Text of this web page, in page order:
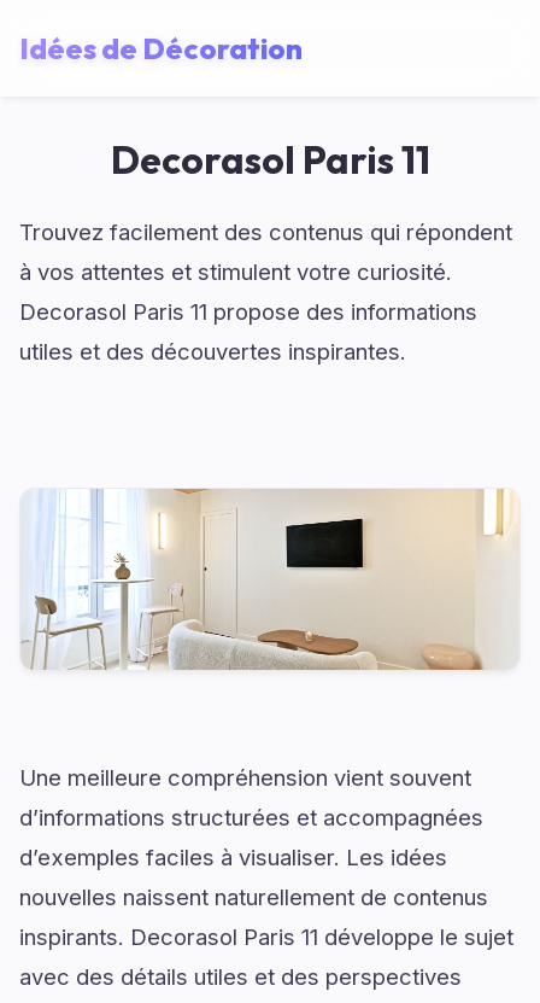
Idées de Décoration
Decorasol Paris 11
Trouvez facilement des contenus qui répondent
à vos attentes et stimulent votre curiosité.
Decorasol Paris 11 propose des informations
utiles et des découvertes inspirantes.
Une meilleure compréhension vient souvent
d’informations structurées et accompagnées
d’exemples faciles à visualiser. Les idées
nouvelles naissent naturellement de contenus
inspirants. Decorasol Paris 11 développe le sujet
avec des détails utiles et des perspectives